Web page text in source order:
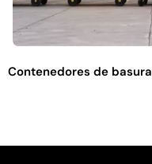
Contenedores de basura